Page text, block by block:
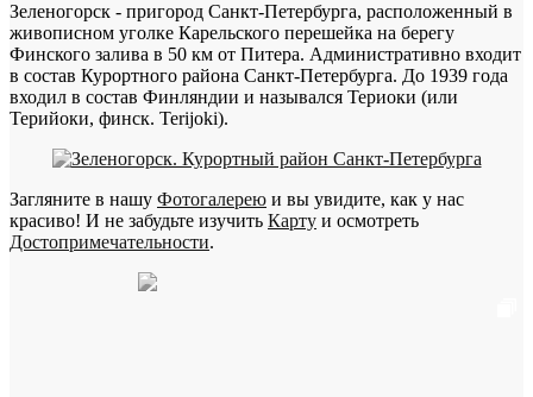
Зеленогорск - пригород Санкт-Петербурга, расположенный в
живописном уголке Карельского перешейка на берегу
Финского залива в 50 км от Питера. Административно входит
в состав Курортного района Санкт-Петербурга. До 1939 года
входил в состав Финляндии и назывался Териоки (или
Терийоки, финск. Terijoki).
Загляните в нашу Фотогалерею и вы увидите, как у нас
красиво! И не забудьте изучить Карту и осмотреть
Достопримечательности.